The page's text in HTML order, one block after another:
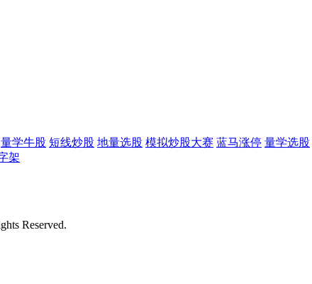
量学牛股 短线炒股 地量选股 模拟炒股大赛 蓝马涨停 量学选股
架
Reserved.